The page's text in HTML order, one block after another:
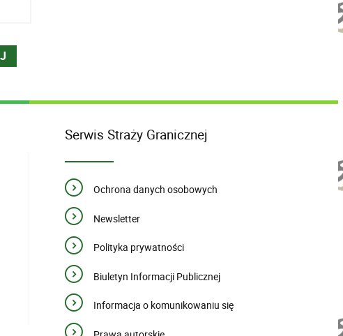
Serwis Straży Granicznej
Ochrona danych osobowych
Newsletter
Polityka prywatności
Biuletyn Informacji Publicznej
Informacja o komunikowaniu się